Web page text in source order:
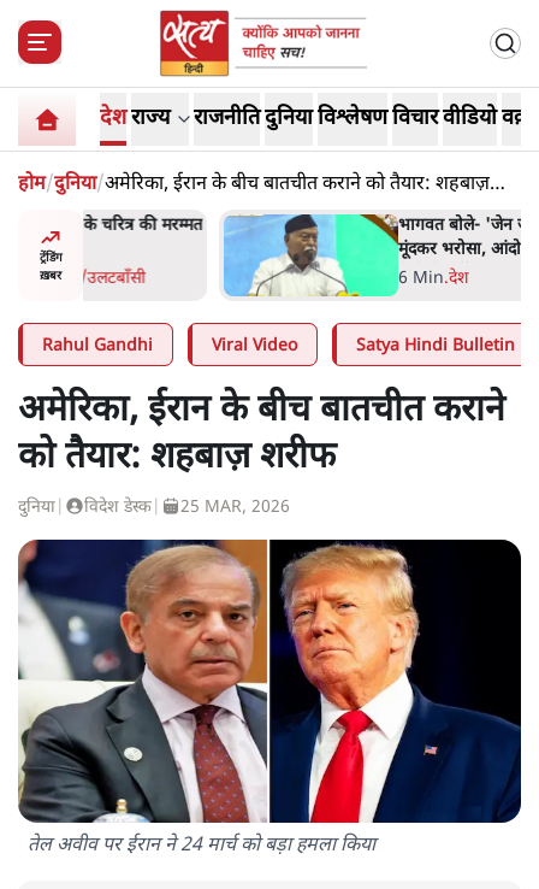
देशराज्य राजनीतिदुनियाविश्लेषणविचारवीडियो
होम/दुनिया/अमेरिका, ईरान के बीच बातचीत कराने को तैयार: शहबाज़
शरीफ
ट्रेंडिंग
ख़बर
की मरम्मत
भागवत बोले- 'जेन ज़ी पर आँख
मूंदकर भरोसा, आंदोलन देश-
विरोधी नहीं'; अतुल लिमये बोले थे-
'एंटी नेशनल'
6 Min.देश
Rahul Gandhi Viral Video Satya Hindi Bulletin
अमेरिका, ईरान के बीच बातचीत कराने
को तैयार: शहबाज़ शरीफ
दुनिया विदेश डेस्क 25 MAR, 2026
तेल अवीव पर ईरान ने 24 मार्च को बड़ा हमला किया